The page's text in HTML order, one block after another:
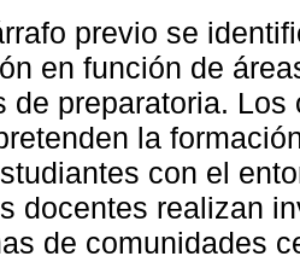
previo se
en función de
de preparatoria.
la
con el
docentes realizan
de comunidades